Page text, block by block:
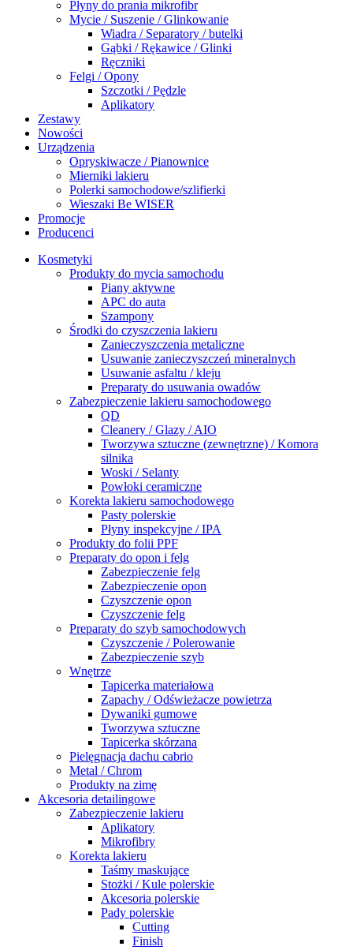
Płyny do prania mikrofibr
Mycie / Suszenie / Glinkowanie
Wiadra / Separatory / butelki
Gąbki / Rękawice / Glinki
Ręczniki
Felgi / Opony
Szczotki / Pędzle
Aplikatory
Zestawy
Nowości
Urządzenia
Opryskiwacze / Pianownice
Mierniki lakieru
Polerki samochodowe/szlifierki
Wieszaki Be WISER
Promocje
Producenci
Kosmetyki
Produkty do mycia samochodu
Piany aktywne
APC do auta
Szampony
Środki do czyszczenia lakieru
Zanieczyszczenia metaliczne
Usuwanie zanieczyszczeń mineralnych
Usuwanie asfaltu / kleju
Preparaty do usuwania owadów
Zabezpieczenie lakieru samochodowego
QD
Cleanery / Glazy / AIO
Tworzywa sztuczne (zewnętrzne) / Komora
silnika
Woski / Selanty
Powłoki ceramiczne
Korekta lakieru samochodowego
Pasty polerskie
Płyny inspekcyjne / IPA
Produkty do folii PPF
Preparaty do opon i felg
Zabezpieczenie felg
Zabezpieczenie opon
Czyszczenie opon
Czyszczenie felg
Preparaty do szyb samochodowych
Czyszczenie / Polerowanie
Zabezpieczenie szyb
Wnętrze
Tapicerka materiałowa
Zapachy / Odświeżacze powietrza
Dywaniki gumowe
Tworzywa sztuczne
Tapicerka skórzana
Pielęgnacja dachu cabrio
Metal / Chrom
Produkty na zimę
Akcesoria detailingowe
Zabezpieczenie lakieru
Aplikatory
Mikrofibry
Korekta lakieru
Taśmy maskujące
Stożki / Kule polerskie
Akcesoria polerskie
Pady polerskie
Cutting
Finish